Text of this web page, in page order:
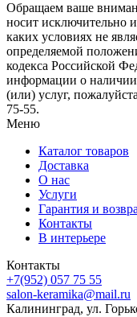
Обращаем ваше
носит исключительно
каких условиях не
определяемой
кодекса Российской
информации о наличии
(или) услуг,
75-55.
Меню
Каталог товаров
Доставка
О нас
Услуги
Гарантия и
Контакты
В интерьере
Контакты
+7(952) 057 75 55
salon-keramika@mail.ru
Калининград, ул.